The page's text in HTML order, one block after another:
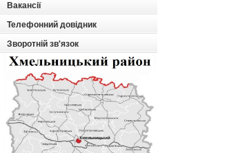
Вакансії
Телефонний довідник
Зворотній зв'язок